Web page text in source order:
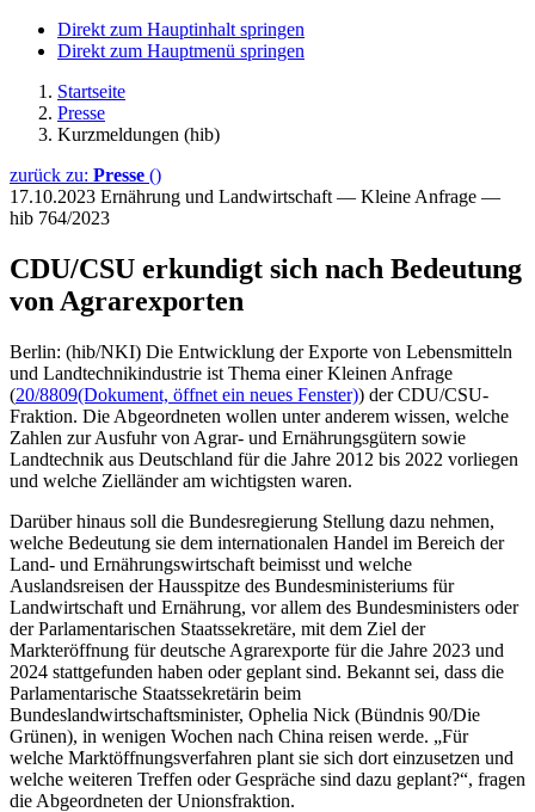
Direkt zum Hauptinhalt springen
Direkt zum Hauptmenü springen
Startseite
Presse
Kurzmeldungen (hib)
zurück zu: Presse ()
17.10.2023 Ernährung und Landwirtschaft — Kleine Anfrage —
hib 764/2023
CDU/CSU erkundigt sich nach Bedeutung
von Agrarexporten
Berlin: (hib/NKI) Die Entwicklung der Exporte von Lebensmitteln
und Landtechnikindustrie ist Thema einer Kleinen Anfrage
(20/8809(Dokument, öffnet ein neues Fenster)) der CDU/CSU-
Fraktion. Die Abgeordneten wollen unter anderem wissen, welche
Zahlen zur Ausfuhr von Agrar- und Ernährungsgütern sowie
Landtechnik aus Deutschland für die Jahre 2012 bis 2022 vorliegen
und welche Zielländer am wichtigsten waren.
Darüber hinaus soll die Bundesregierung Stellung dazu nehmen,
welche Bedeutung sie dem internationalen Handel im Bereich der
Land- und Ernährungswirtschaft beimisst und welche
Auslandsreisen der Hausspitze des Bundesministeriums für
Landwirtschaft und Ernährung, vor allem des Bundesministers oder
der Parlamentarischen Staatssekretäre, mit dem Ziel der
Markteröffnung für deutsche Agrarexporte für die Jahre 2023 und
2024 stattgefunden haben oder geplant sind. Bekannt sei, dass die
Parlamentarische Staatssekretärin beim
Bundeslandwirtschaftsminister, Ophelia Nick (Bündnis 90/Die
Grünen), in wenigen Wochen nach China reisen werde. „Für
welche Marktöffnungsverfahren plant sie sich dort einzusetzen und
welche weiteren Treffen oder Gespräche sind dazu geplant?“, fragen
die Abgeordneten der Unionsfraktion.